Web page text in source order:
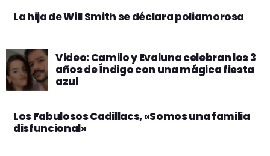
La hija de Will Smith se déclara poliamorosa
Video: Camilo y Evaluna celebran los 3
años de Índigo con una mágica fiesta
azul
Los Fabulosos Cadillacs, «Somos una familia
disfuncional»